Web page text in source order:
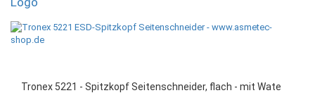
Tronex 5221 - Spitzkopf Seitenschneider, flach - mit Wate